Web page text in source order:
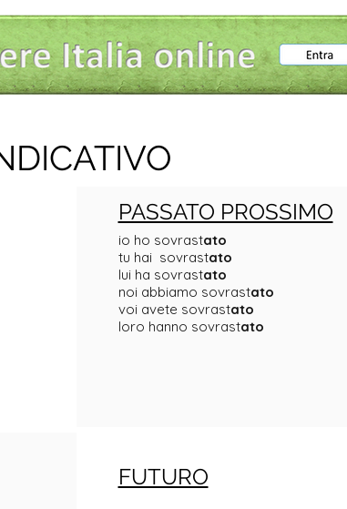
PASSATO PROSSIMO
io ho sovrastato
tu hai sovrastato
lui ha sovrastato
noi abbiamo sovrastato
voi avete sovrastato
loro hanno sovrastato
FUTURO